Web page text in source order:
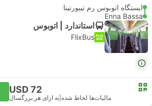
ایستگاه اتوبوس رم تیبورتینا
Enna Bassa
استاندارد | اتوبوس
FlixBus
USD 72
مالیات‌ها لحاظ شده به ازای هر بزرگسال